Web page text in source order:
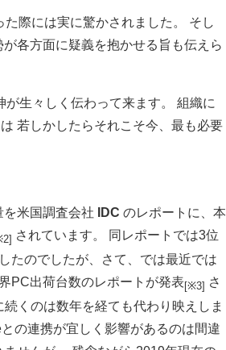
際には実に驚かされました。 そし
各方面に疑義を抱かせる旨も伝えら
生々しく伝わって来ます。 組織に
若しかしたらそれこそ今、最も必要
米国調査会社 IDC のレポートに、本
されています。 同レポートでは3位
たのでしたが、さて、では最近では
PC出荷台数のレポートが発表 [※3] さ
くのは数年を経ても代わり映えしま
の連携が宜しく影響があるのは間違